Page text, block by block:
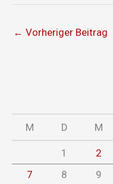
← Vorheriger Beitrag
M D M
1 2
7
8 9